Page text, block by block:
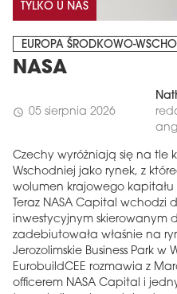
TYLKO U NAS
EUROPA ŚRODKOWO-
NASA
schedule 05 sierpnia 2026
Czechy wyróżniają się na tle
Wschodniej jako rynek, z
wolumen krajowego
Teraz NASA Capital wchodzi
inwestycyjnym skierowanym
zadebiutowała właśnie na
Jerozolimskie Business Park w
EurobuildCEE rozmawia z
officerem NASA Capital i